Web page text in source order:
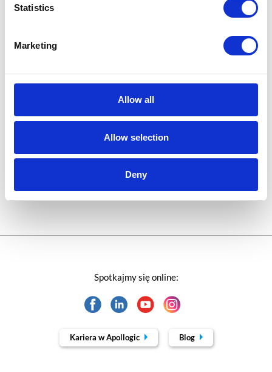
Statistics
Marketing
Allow all
Allow selection
Deny
Technologie jutra
Spotkajmy się online:
Kariera w Apollogic Blog